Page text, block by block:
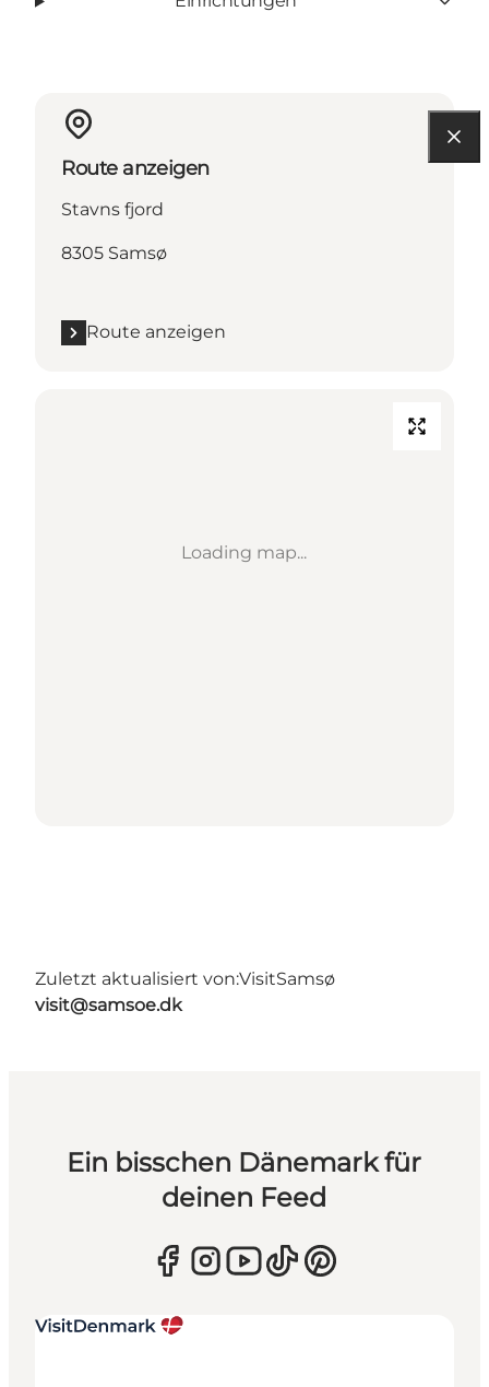
Route anzeigen
Stavns fjord
8305 Samsø
Route anzeigen
Loading map...
Zuletzt aktualisiert von:VisitSamsø
visit@samsoe.dk
Ein bisschen Dänemark für
deinen Feed